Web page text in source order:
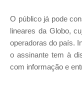
O público já pode
lineares da Globo,
operadoras do país.
o assinante tem à
com informação e